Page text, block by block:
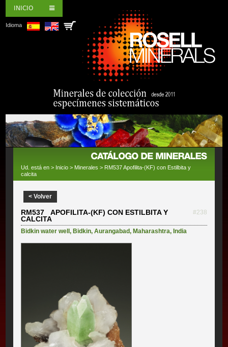
INICIO
Idioma
Ud. está en > Inicio > Minerales > RM537 Apofilita-(KF) con Estilbita y
calcita
< Volver
RM537 APOFILITA-(KF) CON ESTILBITA Y
CALCITA
#238
Bidkin water well, Bidkin,Aurangabad, Maharashtra, India